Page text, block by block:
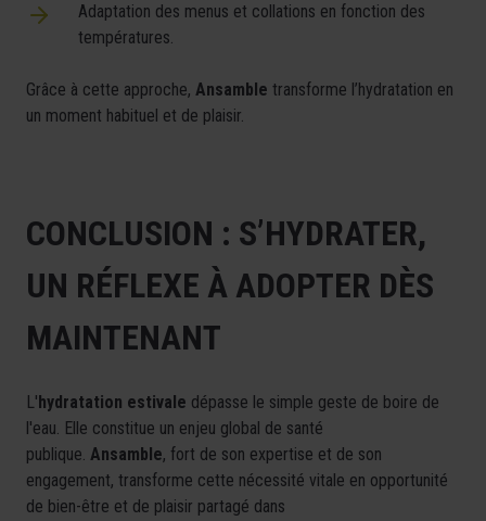
Adaptation des menus et collations en fonction des
températures.
Grâce à cette approche, Ansamble transforme l’hydratation en
un moment habituel et de plaisir.
CONCLUSION : S’HYDRATER,
UN RÉFLEXE À ADOPTER DÈS
MAINTENANT
L'hydratation estivale dépasse le simple geste de boire de
l'eau. Elle constitue un enjeu global de santé
publique. Ansamble, fort de son expertise et de son
engagement, transforme cette nécessité vitale en opportunité
de bien-être et de plaisir partagé dans